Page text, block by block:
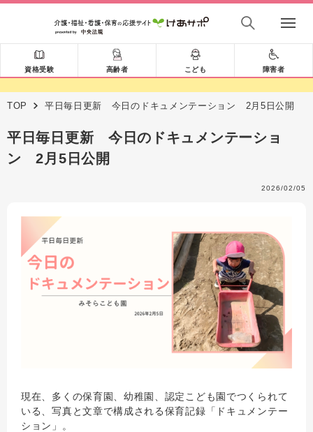
資格受験 高齢者 こども 障害者
TOP 平日毎日更新 今日のドキュメンテーション 2月5日公開
平日毎日更新 今日のドキュメンテーショ
ン 2月5日公開
2026/02/05
現在、多くの保育園、幼稚園、認定こども園でつくられて
いる、写真と文章で構成される保育記録「ドキュメンテー
ション」。